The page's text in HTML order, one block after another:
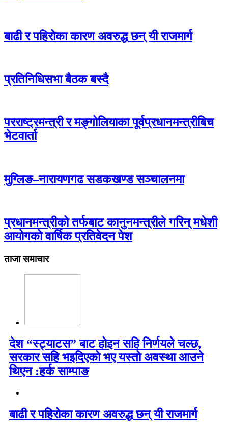
बाढी र पहिरोका कारण अवरुद्ध छन् यी राजमार्ग
प्रतिनिधिसभा बैठक बस्दै
परराष्ट्रमन्त्री र मङ्गोलियाका पूर्वप्रधानमन्त्रीबिच
भेटवार्ता
मुग्लिङ–नारायणगढ सडकखण्ड सञ्चालनमा
प्रधानमन्त्रीको तर्फबाट कानुनमन्त्रीले गरिन् मधेशी
आयोगको वार्षिक प्रतिवेदन पेश
ताजा समाचार
देश “स्ट्याटस” बाट होइन सहि निर्णयले चल्छ,
सरकार सहि भइदिएको भए यस्तो अवस्था आउने
थिएन :हर्क साम्पाङ
बाढी र पहिरोका कारण अवरुद्ध छन् यी राजमार्ग